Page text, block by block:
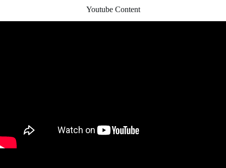
Youtube Content